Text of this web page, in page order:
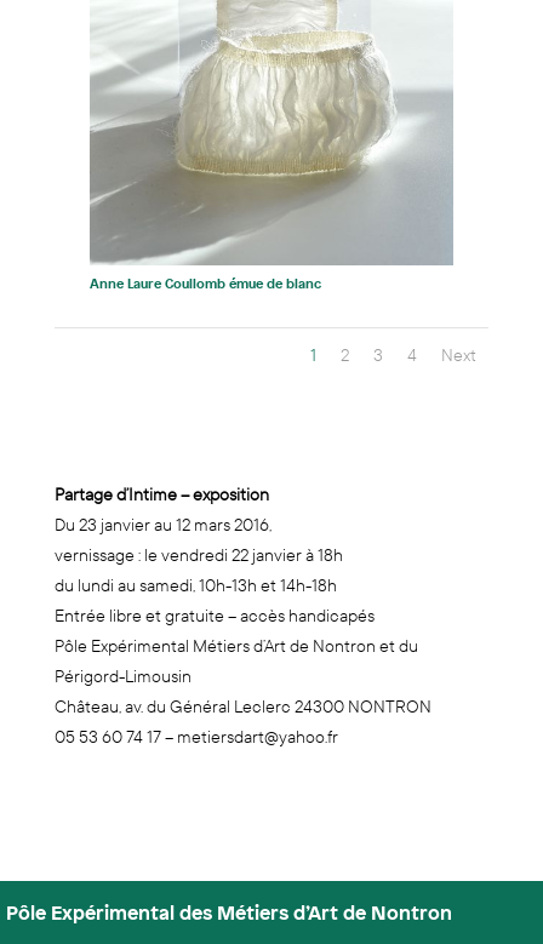
Anne Laure Coullomb émue de blanc
1 2 3 4 Next
Partage d’Intime – exposition
Du 23 janvier au 12 mars 2016,
vernissage : le vendredi 22 janvier à 18h
du lundi au samedi, 10h-13h et 14h-18h
Entrée libre et gratuite – accès handicapés
Pôle Expérimental Métiers d’Art de Nontron et du
Périgord-Limousin
Château, av. du Général Leclerc 24300 NONTRON
05 53 60 74 17 – metiersdart@yahoo.fr
Pôle Expérimental des Métiers d’Art de Nontron